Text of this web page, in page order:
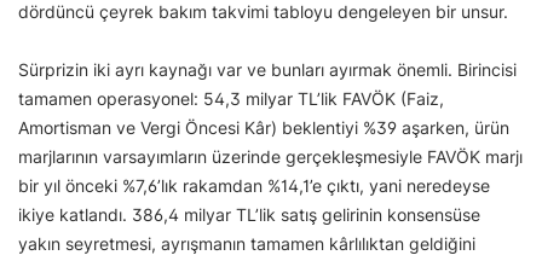
dördüncü çeyrek bakım takvimi tabloyu dengeleyen bir unsur.
Sürprizin iki ayrı kaynağı var ve bunları ayırmak önemli. Birincisi
tamamen operasyonel: 54,3 milyar TL’lik FAVÖK (Faiz,
Amortisman ve Vergi Öncesi Kâr) beklentiyi %39 aşarken, ürün
marjlarının varsayımların üzerinde gerçekleşmesiyle FAVÖK marjı
bir yıl önceki %7,6’lık rakamdan %14,1’e çıktı, yani neredeyse
ikiye katlandı. 386,4 milyar TL’lik satış gelirinin konsensüse
yakın seyretmesi, ayrışmanın tamamen kârlılıktan geldiğini